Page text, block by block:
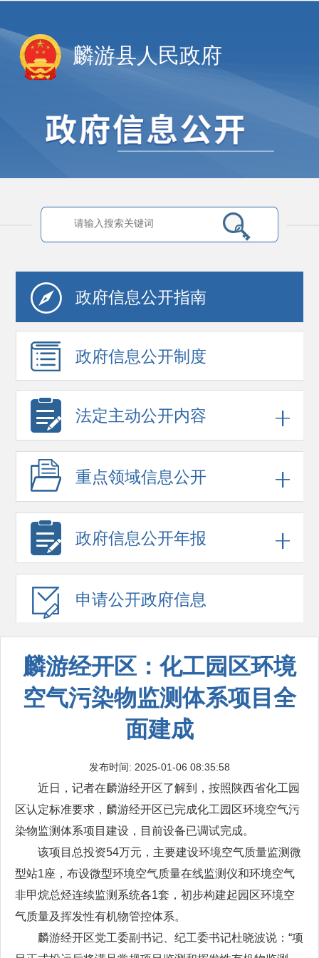
麟游县人民政府
政府信息公开指南
政府信息公开制度
法定主动公开内容
重点领域信息公开
政府信息公开年报
申请公开政府信息
麟游经开区：化工园区环境
空气污染物监测体系项目全
面建成
发布时间: 2025-01-06 08:35:58
近日，记者在麟游经开区了解到，按照陕西省化工园
区认定标准要求，麟游经开区已完成化工园区环境空气污
染物监测体系项目建设，目前设备已调试完成。
该项目总投资54万元，主要建设环境空气质量监测微
型站1座，布设微型环境空气质量在线监测仪和环境空气
非甲烷总烃连续监测系统各1套，初步构建起园区环境空
气质量及挥发性有机物管控体系。
麟游经开区党工委副书记、纪工委书记杜晓波说：“项